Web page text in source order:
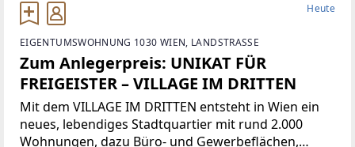
Heute
EIGENTUMSWOHNUNG 1030 WIEN, LANDSTRASSE
Zum Anlegerpreis: UNIKAT FÜR
FREIGEISTER – VILLAGE IM DRITTEN
Mit dem VILLAGE IM DRITTEN entsteht in Wien ein
neues, lebendiges Stadtquartier mit rund 2.000
Wohnungen, dazu Büro- und Gewerbeflächen,